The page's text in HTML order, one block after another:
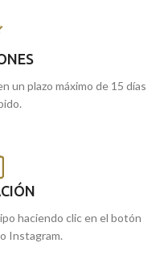
un plazo máximo de 15 días
haciendo clic en el botón
Instagram.